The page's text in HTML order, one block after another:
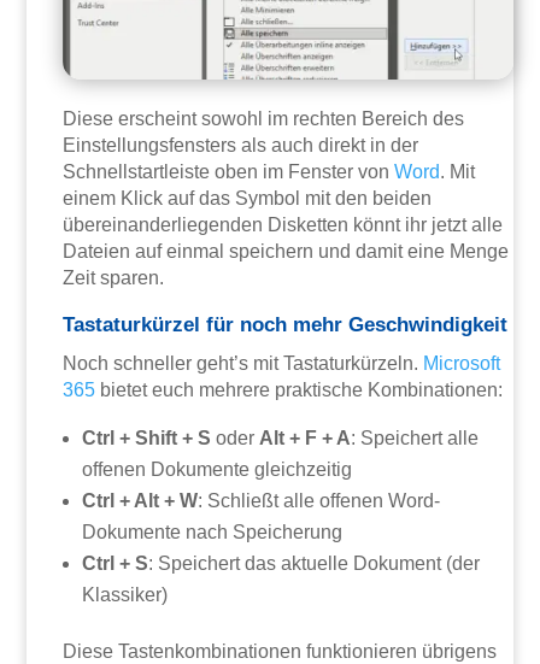
Diese erscheint sowohl im rechten Bereich des
Einstellungsfensters als auch direkt in der
Schnellstartleiste oben im Fenster vonWord. Mit
einem Klick auf das Symbol mit den beiden
übereinanderliegenden Disketten könnt ihr jetzt alle
Dateien auf einmal speichern und damit eine Menge
Zeit sparen.
Tastaturkürzel für noch mehr Geschwindigkeit
Noch schneller geht’s mit Tastaturkürzeln. Microsoft
365 bietet euch mehrere praktische Kombinationen:
Ctrl + Shift + S oder Alt + F + A: Speichert alle
offenen Dokumente gleichzeitig
Ctrl + Alt + W: Schließt alle offenen Word-
Dokumente nach Speicherung
Ctrl + S: Speichert das aktuelle Dokument (der
Klassiker)
Diese Tastenkombinationen funktionieren übrigens